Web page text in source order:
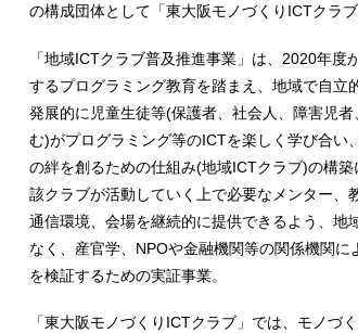
の構成団体として「東大阪モノづくりICTクラ
「地域ICTクラブ普及推進事業」は、2020年度
するプログラミング教育を踏まえ、地域で自立
発展的に児童生徒等(保護者、社会人、障害児者
む)がプログラミング等のICTを楽しく学び合い
の絆を創るための仕組み(地域ICTクラブ)の構築
該クラブが活動していく上で必要なメンター、
通信環境、会場を継続的に提供できるよう、地
なく、産官学、NPOや金融機関等の関係機関に
を検証するための実証事業。
「東大阪モノづくりICTクラブ」では、モノづ